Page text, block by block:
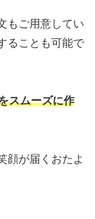
もご用意してい
ることも可能で
スムーズに作
顔が届くおたよ